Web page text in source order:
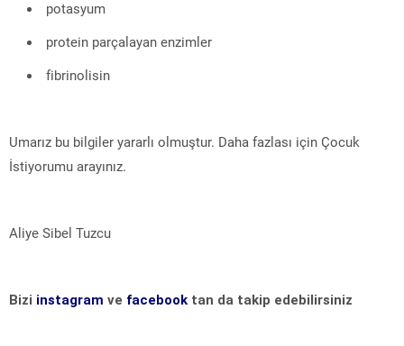
potasyum
protein parçalayan enzimler
fibrinolisin
Umarız bu bilgiler yararlı olmuştur. Daha fazlası için Çocuk
İstiyorumu arayınız.
Aliye Sibel Tuzcu
Bizi instagram ve facebook tan da takip edebilirsiniz